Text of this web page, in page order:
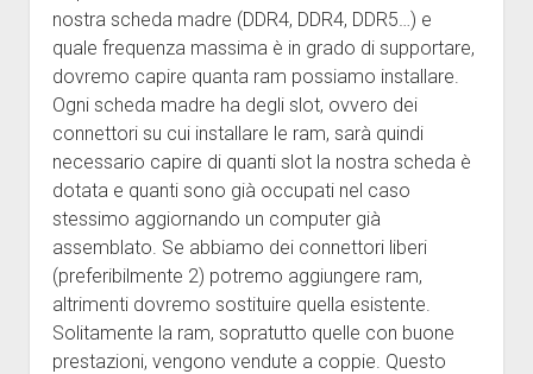
nostra scheda madre (DDR4, DDR4, DDR5…) e
quale frequenza massima è in grado di supportare,
dovremo capire quanta ram possiamo installare.
Ogni scheda madre ha degli slot, ovvero dei
connettori su cui installare le ram, sarà quindi
necessario capire di quanti slot la nostra scheda è
dotata e quanti sono già occupati nel caso
stessimo aggiornando un computer già
assemblato. Se abbiamo dei connettori liberi
(preferibilmente 2) potremo aggiungere ram,
altrimenti dovremo sostituire quella esistente.
Solitamente la ram, sopratutto quelle con buone
prestazioni, vengono vendute a coppie. Questo